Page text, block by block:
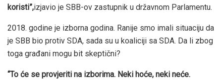
koristi”,izjavio je SBB-ov zastupnik u državnom Parlamentu.
2018. godine je izborna godina. Ranije smo imali situaciju da
je SBB bio protiv SDA, sada su u koaliciji sa SDA. Da li zbog
toga građani mogu bit skeptični?
“To će se provjeriti na izborima. Neki hoće, neki neće.